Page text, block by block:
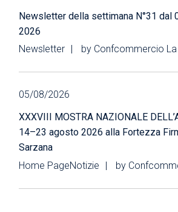
Newsletter della settimana N°31 dal
2026
Newsletter
by Confcommercio
05/08/2026
XXXVIII MOSTRA NAZIONALE
14–23 agosto 2026 alla Fortezza
Sarzana
Home PageNotizie by